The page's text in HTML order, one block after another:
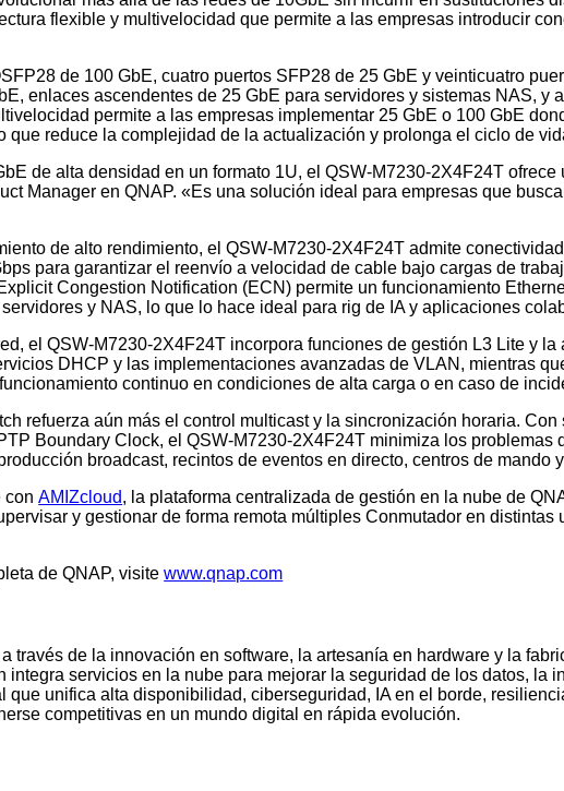
flexible y multivelocidad que permite a las empresas introducir
de 100 GbE, cuatro puertos SFP28 de 25 GbE y veinticuatro
enlaces ascendentes de 25 GbE para servidores y sistemas NAS,
permite a las empresas implementar 25 GbE o 100 GbE
que reduce la complejidad de la actualización y prolonga el ciclo de
de alta densidad en un formato 1U, el QSW-M7230-2X4F24T
Manager en QNAP. «Es una solución ideal para empresas que
de alto rendimiento, el QSW-M7230-2X4F24T admite
para garantizar el reenvío a velocidad de cable bajo cargas de
Congestion Notification (ECN) permite un funcionamiento
y NAS, lo que lo hace ideal para rig de IA y aplicaciones
el QSW-M7230-2X4F24T incorpora funciones de gestión L3 Lite y
DHCP y las implementaciones avanzadas de VLAN, mientras
continuo en condiciones de alta carga o en caso de
refuerza aún más el control multicast y la sincronización horaria.
Boundary Clock, el QSW-M7230-2X4F24T minimiza los
broadcast, recintos de eventos en directo, centros de mando
conAMIZcloud, la plataforma centralizada de gestión en la nube de
y gestionar de forma remota múltiples Conmutador en
de QNAP, visitewww.qnap.com
través de la innovación en software, la artesanía en hardware y la
servicios en la nube para mejorar la seguridad de los datos, la
unifica alta disponibilidad, ciberseguridad, IA en el borde,
competitivas en un mundo digital en rápida evolución.